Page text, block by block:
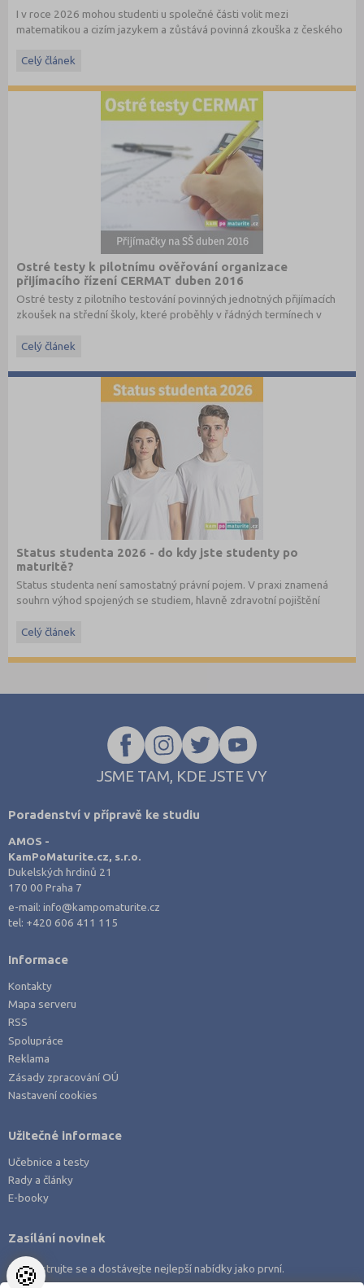
I v roce 2026 mohou studenti u společné části volit mezi
matematikou a cizím jazykem a zůstává povinná zkouška z českého
informacemi.
Celý článek
Ostré testy k pilotnímu ověřování organizace
přijímacího řízení CERMAT duben 2016
Ostré testy z pilotního testování povinných jednotných přijímacích
zkoušek na střední školy, které proběhly v řádných termínech v
Stáhněte si ostré i ilustrační testy
Celý článek
Status studenta 2026 - do kdy jste studenty po
maturitě?
Status studenta není samostatný právní pojem. V praxi znamená
souhrn výhod spojených se studiem, hlavně zdravotní pojištění
Celý článek
JSME TAM, KDE JSTE VY
Poradenství v přípravě ke studiu
AMOS -
KamPoMaturite.cz, s.r.o.
Dukelských hrdinů 21
170 00 Praha 7
e-mail:info@kampomaturite.cz
tel: +420 606 411 115
Informace
Kontakty
Mapa serveru
RSS
Spolupráce
Reklama
Zásady zpracování OÚ
Nastavení cookies
Užitečné informace
Učebnice a testy
Rady a články
E-booky
Zasílání novinek
Zaregistrujte se a dostávejte nejlepší nabídky jako první.
🍪